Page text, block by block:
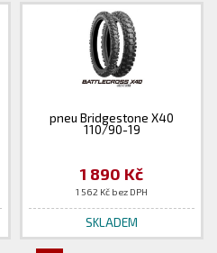
pneu Bridgestone X40
110/90-19
1 890 Kč
1 562 Kč bez DPH
SKLADEM